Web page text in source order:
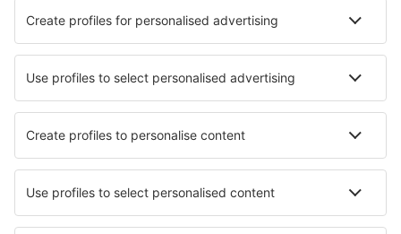
Companii aeriene
Wizz Air
Ryanair
Lufthansa
Despre eSky